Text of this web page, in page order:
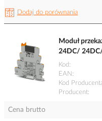
Dodaj do porównania
Moduł
24DC/
Kod
EAN
Kod
Producent
Cena brutto